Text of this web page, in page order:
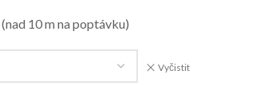
10 m na poptávku)
Vyčistit